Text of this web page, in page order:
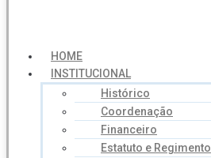
HOME
INSTITUCIONAL
Histórico
Coordenação
Financeiro
Estatuto e Regimento